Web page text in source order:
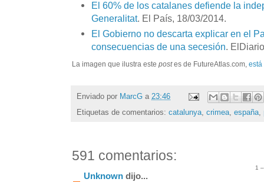
El 60% de los catalanes defiende la
Generalitat. El País, 18/03/2014.
El Gobierno no descarta explicar en el
consecuencias de una secesión .
La imagen que ilustra este postes de FutureAtlas.com, está
Enviado por MarcG a 23:46
Etiquetas de comentarios: catalunya, crimea, españa,
591 comentarios:
1
Unknown dijo...